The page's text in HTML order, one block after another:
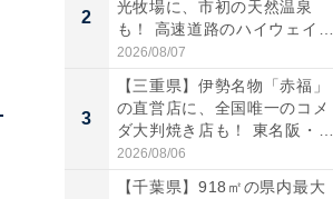
2
光牧場に、市初の天然温泉
も！ 高速道路のハイウェイオ
ア...
2026/08/07
3
【三重県】伊勢名物「赤福」
の直営店に、全国唯一のコメ
ダ大判焼き店も！ 東名阪・
伊...
2026/08/06
【千葉県】918㎡の県内最大